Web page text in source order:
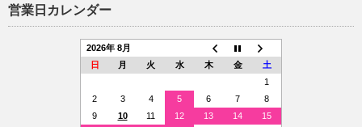
営業日カレンダー
2026年 8月
日
月 火 水 木 金
土
1
2
3 4 5 6 7
8
9
10 11 12 13 14
15